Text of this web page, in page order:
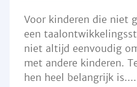
Voor kinderen die niet
een
niet altijd eenvoudig
met andere kinderen.
hen heel belangrijk is....